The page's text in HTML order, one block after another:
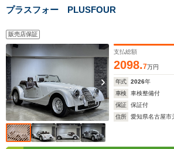
プラスフォー PLUSFOUR
販売店保証
支払総額
2098.7万円
年式 2026年
車検
車検整備付
保証
保証付
住所
愛知県名古屋市